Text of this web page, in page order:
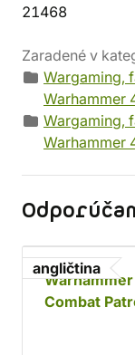
21468
Zaradené v
Wargaming,
Warhammer
Wargaming,
Warhammer
angličtina
Combat